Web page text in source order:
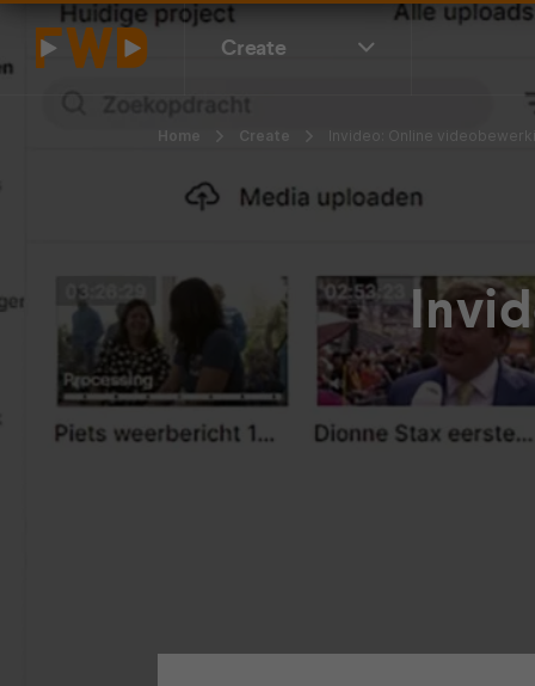
Create
Home Create Invideo: Online